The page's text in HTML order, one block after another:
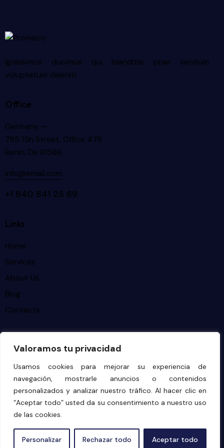
Valoramos tu privacidad
Usamos cookies para mejorar su experiencia de
navegación, mostrarle anuncios o contenidos
personalizados y analizar nuestro tráfico. Al hacer clic en
“Aceptar todo” usted da su consentimiento a nuestro uso
de las cookies.
Personalizar Rechazar todo Aceptar todo
Ignissimos ducimus qui blanditiis prae sentium
voluptatum deleniti.
Office
Germany —
785 15h Street, Office 478
Berlin, De 81566
info@email.com
+1 840 841 25 69
Links
Home
Services
About Us
Blog
Contacts
[mc4wp_form element_id="style-9"]
AncoraThemes© {{Y}}. All Rights Reserved.